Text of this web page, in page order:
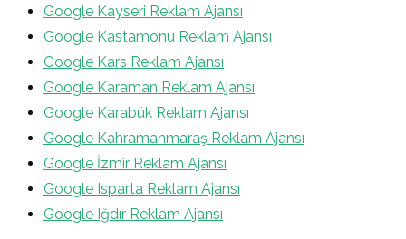
Google Kayseri Reklam Ajansı
Google Kastamonu Reklam Ajansı
Google Kars Reklam Ajansı
Google Karaman Reklam Ajansı
Google Karabük Reklam Ajansı
Google Kahramanmaraş Reklam Ajansı
Google İzmir Reklam Ajansı
Google Isparta Reklam Ajansı
Google Iğdır Reklam Ajansı